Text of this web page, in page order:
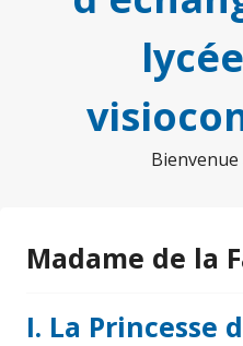
Bienvenue
Madame de la
I. La Princesse